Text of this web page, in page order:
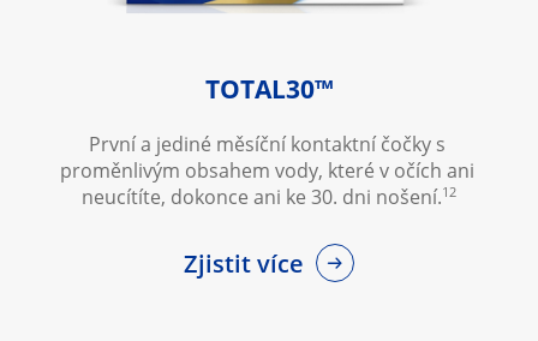
TOTAL30™
První a jediné měsíční kontaktní čočky s
proměnlivým obsahem vody, které v očích ani
neucítíte, dokonce ani ke 30. dni nošení.12
Zjistit více